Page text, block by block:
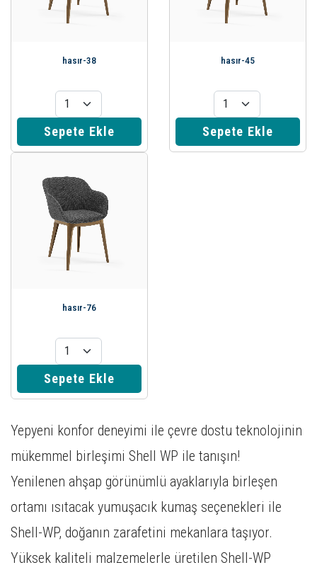
hasır-38
Sepete Ekle
hasır-45
Sepete Ekle
hasır-76
Sepete Ekle
Yepyeni konfor deneyimi ile çevre dostu teknolojinin
mükemmel birleşimi Shell WP ile tanışın!
Yenilenen ahşap görünümlü ayaklarıyla birleşen
ortamı ısıtacak yumuşacık kumaş seçenekleri ile
Shell-WP, doğanın zarafetini mekanlara taşıyor.
Yüksek kaliteli malzemelerle üretilen Shell-WP